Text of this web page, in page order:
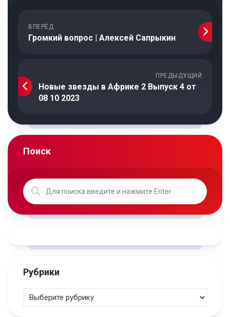
ВПЕРЁД
Громкий вопрос | Алексей Сапрыкин
ПРЕДЫДУЩИЙ
Новые звезды в Африке 2 Выпуск 4 от
08 10 2023
Поиск
Рубрики